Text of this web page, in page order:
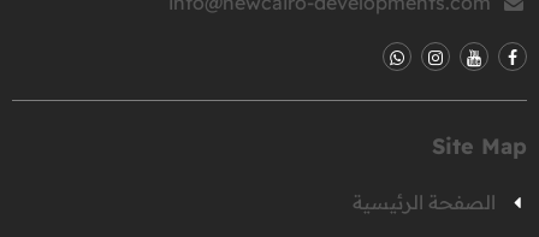
Site Map
الصفحة الرئيسية